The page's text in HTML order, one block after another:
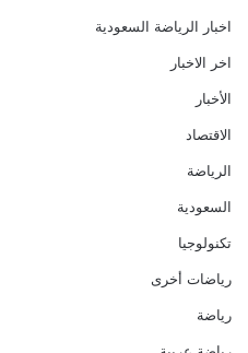
اخبار الرياضة السعودية
اخر الاخبار
الأخبار
الاقتصاد
الرياضة
السعودية
تكنولوجيا
رياضات أخرى
رياضة